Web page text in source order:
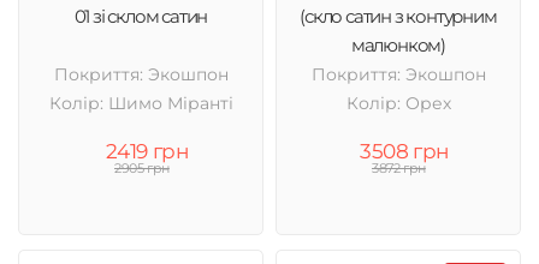
01 зі склом сатин
Покриття: Экошпон
Колір: Шимо Міранті
2419 грн
2905 грн
(скло сатин з контурним
малюнком)
Покриття: Экошпон
Колір: Орех
3508 грн
3872 грн